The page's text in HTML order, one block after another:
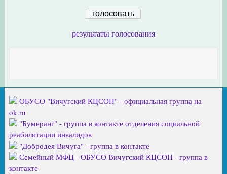
результаты голосования
ОБУСО "Вичугский КЦСОН" - официальная группа на
ok.ru
"Бумеранг" - группа в контакте отделения социальной
реабилитации инвалидов
"Добродея Вичуга" - группа в контакте
Семейный МФЦ - ОБУСО Вичугский КЦСОН - группа в
контакте